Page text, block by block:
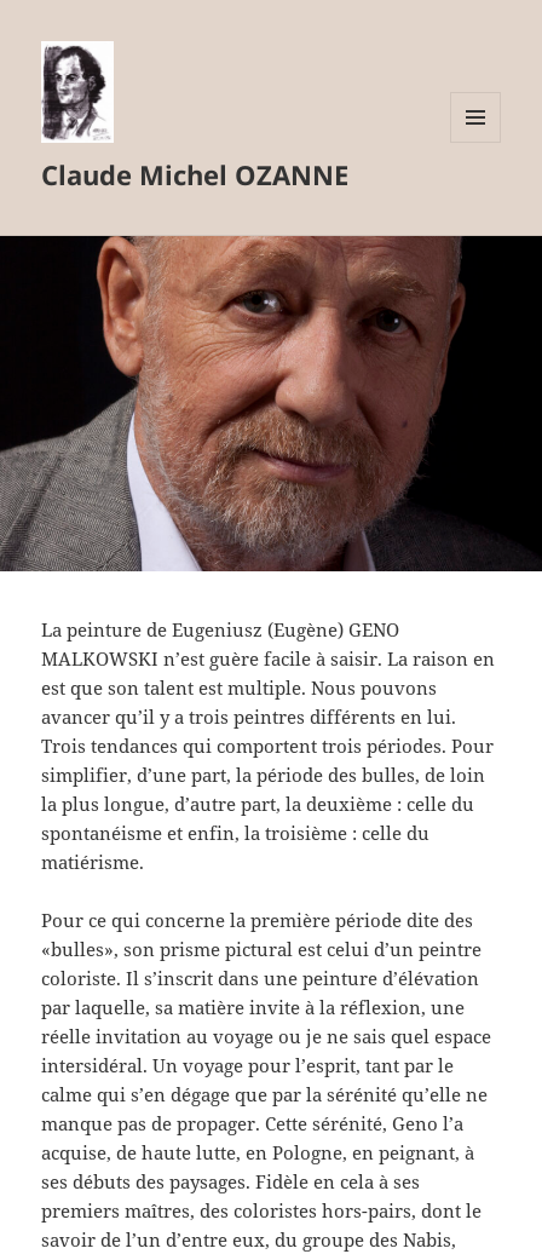
Claude Michel OZANNE
La peinture de Eugeniusz (Eugène) GENO
MALKOWSKI n’est guère facile à saisir. La raison en
est que son talent est multiple. Nous pouvons
avancer qu’il y a trois peintres différents en lui.
Trois tendances qui comportent trois périodes. Pour
simplifier, d’une part, la période des bulles, de loin
la plus longue, d’autre part, la deuxième : celle du
spontanéisme et enfin, la troisième : celle du
matiérisme.
Pour ce qui concerne la première période dite des
«bulles», son prisme pictural est celui d’un peintre
coloriste. Il s’inscrit dans une peinture d’élévation
par laquelle, sa matière invite à la réflexion, une
réelle invitation au voyage ou je ne sais quel espace
intersidéral. Un voyage pour l’esprit, tant par le
calme qui s’en dégage que par la sérénité qu’elle ne
manque pas de propager. Cette sérénité, Geno l’a
acquise, de haute lutte, en Pologne, en peignant, à
ses débuts des paysages. Fidèle en cela à ses
premiers maîtres, des coloristes hors-pairs, dont le
savoir de l’un d’entre eux, du groupe des Nabis,